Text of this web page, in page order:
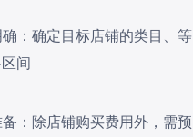
：确定目标店铺的类目、等
间
：除店铺购买费用外，需预